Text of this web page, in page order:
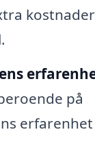
på